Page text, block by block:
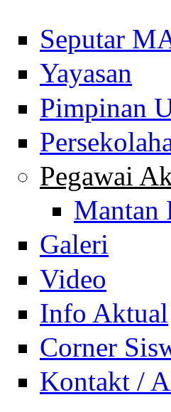
Seputar
Yayasan
Pimpinan
Pegawai
Mantan
Galeri
Video
Info Aktual
Corner
Kontakt /